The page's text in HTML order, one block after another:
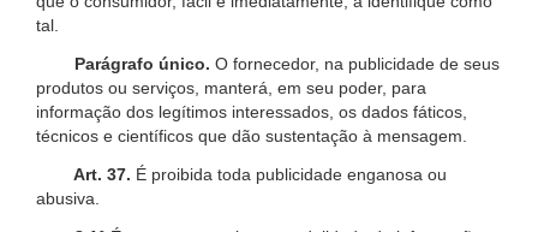
tal.
Parágrafo único. O fornecedor, na publicidade de seus
produtos ou serviços, manterá, em seu poder, para
informação dos legítimos interessados, os dados fáticos,
técnicos e científicos que dão sustentação à mensagem.
Art. 37. É proibida toda publicidade enganosa ou
abusiva.